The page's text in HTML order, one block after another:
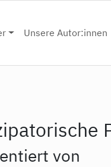
Unsere Autor:innen
von